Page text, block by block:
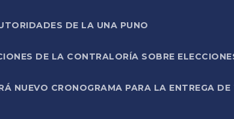
DE LA UNA PUNO
DE LA CONTRALORÍA SOBRE
NUEVO CRONOGRAMA PARA LA ENTREGA